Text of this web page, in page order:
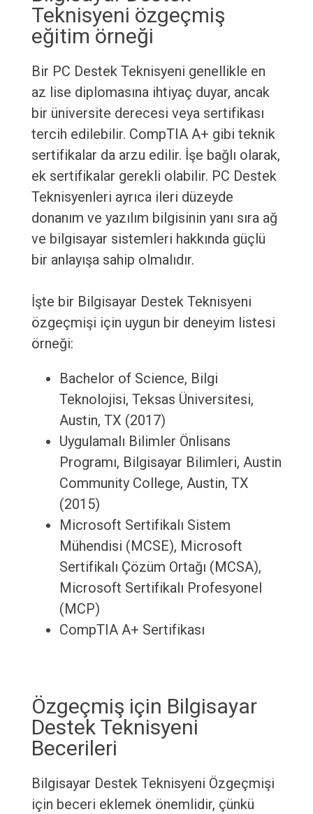
Teknisyeni özgeçmiş
eğitim örneği
Bir PC Destek Teknisyeni genellikle en
az lise diplomasına ihtiyaç duyar, ancak
bir üniversite derecesi veya sertifikası
tercih edilebilir. CompTIA A+ gibi teknik
sertifikalar da arzu edilir. İşe bağlı olarak,
ek sertifikalar gerekli olabilir. PC Destek
Teknisyenleri ayrıca ileri düzeyde
donanım ve yazılım bilgisinin yanı sıra ağ
ve bilgisayar sistemleri hakkında güçlü
bir anlayışa sahip olmalıdır.
İşte bir Bilgisayar Destek Teknisyeni
özgeçmişi için uygun bir deneyim listesi
örneği:
Bachelor of Science, Bilgi
Teknolojisi, Teksas Üniversitesi,
Austin, TX (2017)
Uygulamalı Bilimler Önlisans
Programı, Bilgisayar Bilimleri, Austin
Community College, Austin, TX
(2015)
Microsoft Sertifikalı Sistem
Mühendisi (MCSE), Microsoft
Sertifikalı Çözüm Ortağı (MCSA),
Microsoft Sertifikalı Profesyonel
(MCP)
CompTIA A+ Sertifikası
Özgeçmiş için Bilgisayar
Destek Teknisyeni
Becerileri
Bilgisayar Destek Teknisyeni Özgeçmişi
için beceri eklemek önemlidir, çünkü